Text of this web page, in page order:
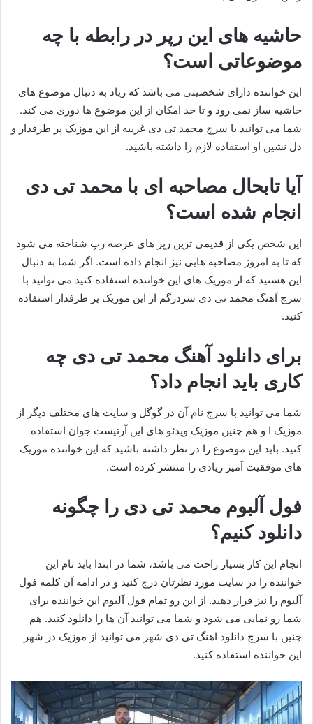
حاشیه های این رپر در رابطه با چه
موضوعاتی است؟
این خواننده دارای شخصیتی می باشد که زیاد به دنبال موضوع های
حاشیه ساز نمی رود و تا حد امکان از این موضوع ها دوری می کند.
شما می توانید با سرچ محمد تی دی غریبه از این موزیک پر طرفدار و
دل نشین او استفاده لازم را داشته باشید.
آیا تابحال مصاحبه ای با محمد تی دی
انجام شده است؟
این شخص یکی از قدیمی ترین رپر های عرصه رپ شناخته می شود
که تا به امروز مصاحبه هایی نیز انجام داده است. اگر شما به دنبال
این هستید که از موزیک های این خواننده استفاده کنید می توانید با
سرچ آهنگ محمد تی دی سردرگم از این موزیک پر طرفدار استفاده
کنید.
برای دانلود آهنگ محمد تی دی چه
کاری باید انجام داد؟
شما می توانید با سرچ نام آن در گوگل و سایت های مختلف دیگر از
موزیک ا و هم چنین موزیک ویدئو های این آرتیست جوان استفاده
کنید. باید این موضوع را در نظر داشته باشید که این خواننده موزیک
های موفقیت آمیز زیادی را منتشر کرده است.
فول آلبوم محمد تی دی را چگونه
دانلود کنیم؟
انجام این کار بسیار راحت می باشد، شما در ابتدا باید نام این
خواننده را در سایت مورد نظرتان درج کنید و در ادامه آن کلمه فول
آلبوم را نیز قرار دهید. از این رو تمام فول آلبوم این خواننده برای
شما رو نمایی می شود و شما می توانید آن ها را دانلود کنید. هم
چنین با سرچ دانلود اهنگ تی دی شهر می توانید از موزیک در شهر
این خواننده استفاده کنید.